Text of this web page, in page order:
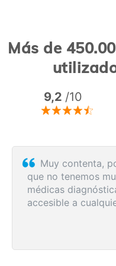
Más de
9,2 /10
Sin esperas,
recomendable